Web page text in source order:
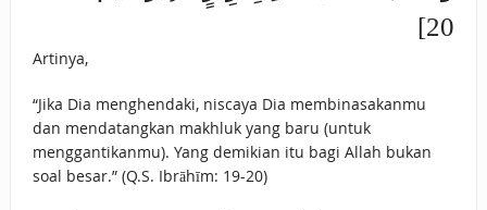
20]
Artinya,
“Jika Dia menghendaki, niscaya Dia membinasakanmu
dan mendatangkan makhluk yang baru (untuk
menggantikanmu). Yang demikian itu bagi Allah bukan
soal besar.” (Q.S. Ibrāhīm: 19-20)